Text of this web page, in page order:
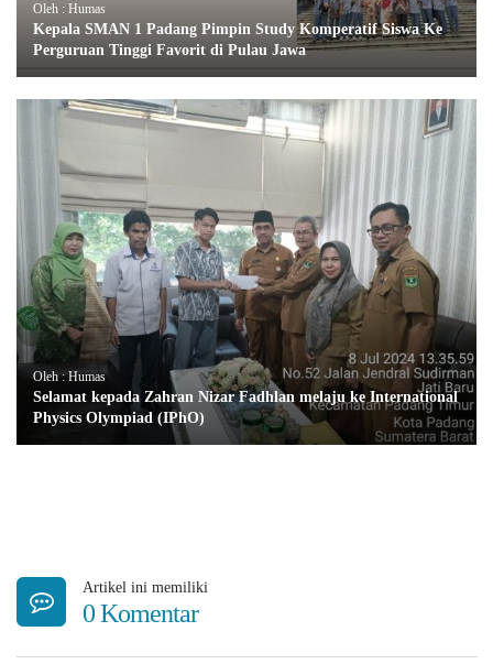
Oleh : Humas
Kepala SMAN 1 Padang Pimpin Study Komperatif Siswa Ke
Perguruan Tinggi Favorit di Pulau Jawa
Oleh : Humas
Selamat kepada Zahran Nizar Fadhlan melaju ke International
Physics Olympiad (IPhO)
Artikel ini memiliki
0 Komentar